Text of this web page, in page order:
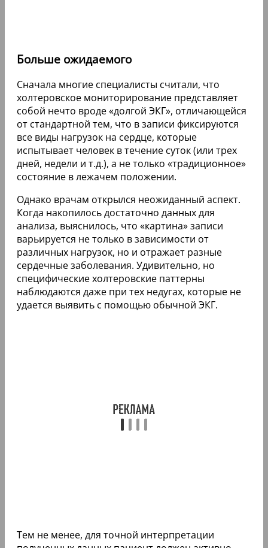
Больше ожидаемого
Сначала многие специалисты считали, что
холтеровское мониторирование представляет
собой нечто вроде «долгой ЭКГ», отличающейся
от стандартной тем, что в записи фиксируются
все виды нагрузок на сердце, которые
испытывает человек в течение суток (или трех
дней, недели и т.д.), а не только «традиционное»
состояние в лежачем положении.
Однако врачам открылся неожиданный аспект.
Когда накопилось достаточно данных для
анализа, выяснилось, что «картина» записи
варьируется не только в зависимости от
различных нагрузок, но и отражает разные
сердечные заболевания. Удивительно, но
специфические холтеровские паттерны
наблюдаются даже при тех недугах, которые не
удается выявить с помощью обычной ЭКГ.
Тем не менее, для точной интерпретации